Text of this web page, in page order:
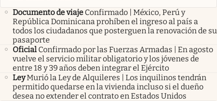
Documento de viaje Confirmado | México, Perú y
República Dominicana prohíben el ingreso al país a
todos los ciudadanos que posterguen la renovación de su
pasaporte
Oficial Confirmado por las Fuerzas Armadas | En agosto
vuelve el servicio militar obligatorio y los jóvenes de
entre 18 y 39 años deben integrar el Ejército
LeyMurió la Ley de Alquileres | Los inquilinos tendrán
permitido quedarse en la vivienda incluso si el dueño
desea no extender el contrato en Estados Unidos